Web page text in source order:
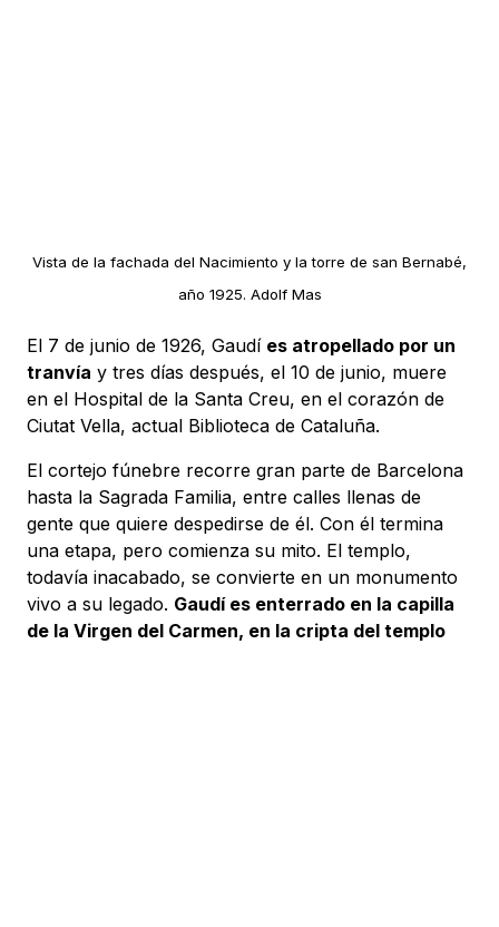
Vista de la fachada del Nacimiento y la torre de san Bernabé,
año 1925. Adolf Mas
El 7 de junio de 1926, Gaudí es atropellado por un
tranvía y tres días después, el 10 de junio, muere
en el Hospital de la Santa Creu, en el corazón de
Ciutat Vella, actual Biblioteca de Cataluña.
El cortejo fúnebre recorre gran parte de Barcelona
hasta la Sagrada Familia, entre calles llenas de
gente que quiere despedirse de él. Con él termina
una etapa, pero comienza su mito. El templo,
todavía inacabado, se convierte en un monumento
vivo a su legado. Gaudí es enterrado en la capilla
de la Virgen del Carmen, en la cripta del templo